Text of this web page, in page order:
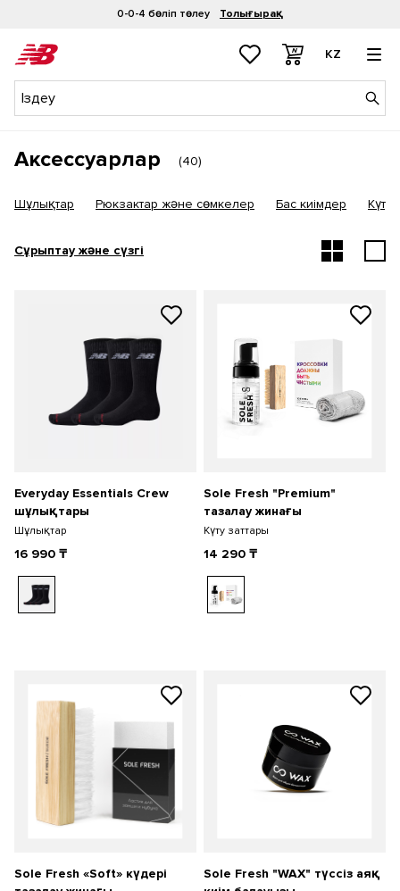
0-0-4 бөліп төлеу Толығырақ
KZ
Аксессуарлар (40)
Шұлықтар Рюкзактар және сөмкелер Бас киімдер Күту
Сұрыптау және сүзгі
Everyday Essentials Crew
шұлықтары
Шұлықтар
16 990 ₸
Sole Fresh "Premium"
тазалау жинағы
Күту заттары
14 290 ₸
Sole Fresh «Soft» күдері
Sole Fresh "WAX" түссіз аяқ